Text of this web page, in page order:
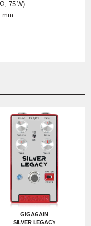
75 W)
mm
GIGAGAIN
SILVER LEGACY